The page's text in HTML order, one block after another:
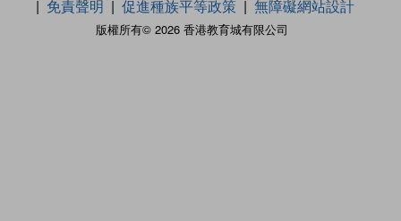
版權所有© 2026 香港教育城有限公司
免責聲明
促進種族平等政策 無障礙網站設計